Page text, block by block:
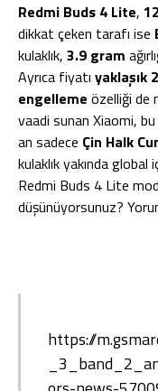
Redmi Buds 4 Lite,
dikkat çeken tarafı ise
kulaklık, 3.9 gram
Ayrıca fiyatı yaklaşık
engelleme özelliği de
vaadi sunan Xiaomi, bu
an sadece Çin Halk
kulaklık yakında
Redmi Buds 4 Lite
düşünüyorsunuz?
https://